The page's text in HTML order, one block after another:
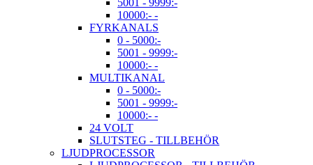
10000:- -
FYRKANALS
0 - 5000:-
5001 - 9999:-
10000:- -
MULTIKANAL
0 - 5000:-
5001 - 9999:-
10000:- -
24 VOLT
SLUTSTEG - TILLBEHÖR
LJUDPROCESSOR